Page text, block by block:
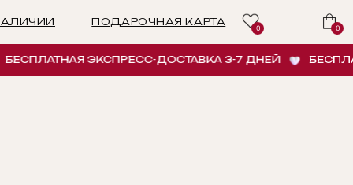
ПОДАРОЧНАЯ КАРТА
0 0
ЭКСПРЕСС-ДОСТАВКА 3-7 ДНЕЙ